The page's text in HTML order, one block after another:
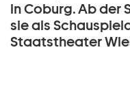
in Coburg. Ab
sie als
Staatstheater